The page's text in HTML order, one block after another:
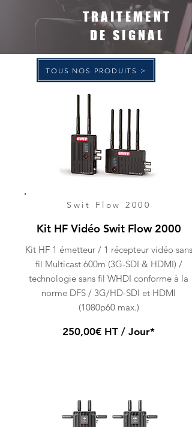
TRAITEMENT
DE SIGNAL
TOUS NOS PRODUITS >
Swit Flow 2000
Kit HF Vidéo Swit Flow 2000
Kit HF 1 émetteur / 1 récepteur vidéo sans
fil Multicast 600m (3G-SDI & HDMI) /
technologie sans fil WHDI conforme à la
norme DFS / 3G/HD-SDI et HDMI
(1080p60 max.)
250,00€ HT / Jour*